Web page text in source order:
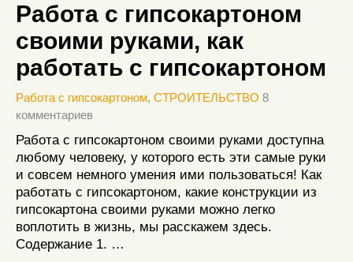
Работа с гипсокартоном
своими руками, как
работать с гипсокартоном
Работа с гипсокартоном, СТРОИТЕЛЬСТВО 8
комментариев
Работа с гипсокартоном своими руками доступна
любому человеку, у которого есть эти самые руки
и совсем немного умения ими пользоваться! Как
работать с гипсокартоном, какие конструкции из
гипсокартона своими руками можно легко
воплотить в жизнь, мы расскажем здесь.
Содержание 1. …